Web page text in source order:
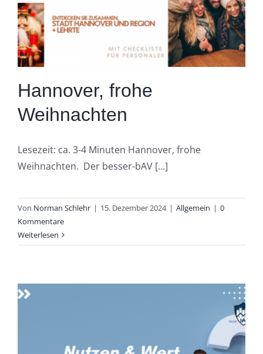
Hannover, frohe
Weihnachten
Lesezeit: ca. 3-4 Minuten Hannover, frohe
Weihnachten. Der besser-bAV [...]
Von Norman Schlehr | 15. Dezember 2024 | Allgemein | 0
Kommentare
Weiterlesen